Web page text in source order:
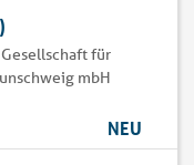
für
mbH
NEU